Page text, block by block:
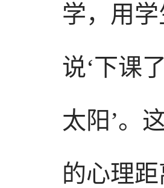
学，用
说‘下课
太阳’。
的心理